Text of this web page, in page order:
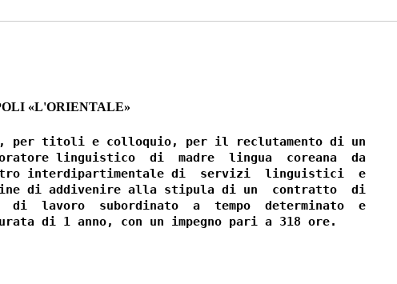
«L'ORIENTALE»
per titoli e colloquio, per il reclutamento di un
linguistico  di  madre  lingua  coreana  da
interdipartimentale di  servizi  linguistici  e
di addivenire alla stipula di un  contratto  di
di  lavoro  subordinato  a  tempo  determinato  e